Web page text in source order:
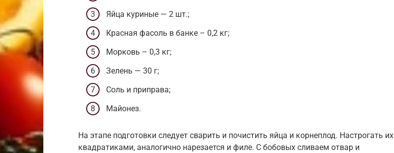
Яйца куриные — 2 шт.;
Красная фасоль в банке – 0,2 кг;
Морковь – 0,3 кг;
Зелень — 30 г;
Соль и приправа;
Майонез.
На этапе подготовки следует сварить и почистить яйца и корнеплод. Настрогать их
квадратиками, аналогично нарезается и филе. С бобовых сливаем отвар и